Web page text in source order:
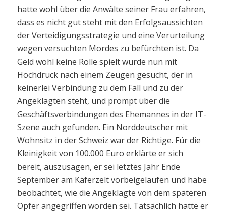
hatte wohl über die Anwälte seiner Frau erfahren,
dass es nicht gut steht mit den Erfolgsaussichten
der Verteidigungsstrategie und eine Verurteilung
wegen versuchten Mordes zu befürchten ist. Da
Geld wohl keine Rolle spielt wurde nun mit
Hochdruck nach einem Zeugen gesucht, der in
keinerlei Verbindung zu dem Fall und zu der
Angeklagten steht, und prompt über die
Geschäftsverbindungen des Ehemannes in der IT-
Szene auch gefunden. Ein Norddeutscher mit
Wohnsitz in der Schweiz war der Richtige. Für die
Kleinigkeit von 100.000 Euro erklärte er sich
bereit, auszusagen, er sei letztes Jahr Ende
September am Käferzelt vorbeigelaufen und habe
beobachtet, wie die Angeklagte von dem späteren
Opfer angegriffen worden sei. Tatsächlich hatte er